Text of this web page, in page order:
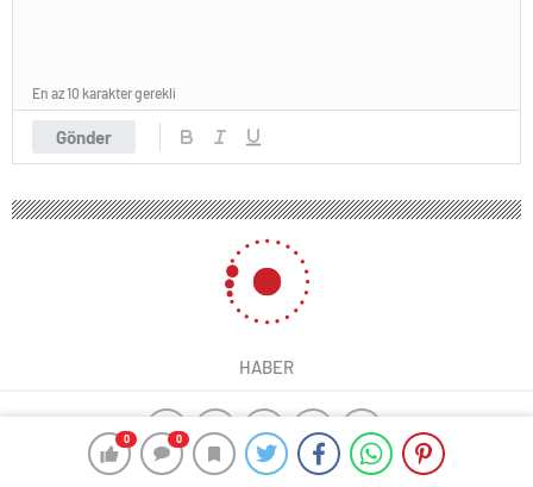
0 0
Gönder
En az 10 karakter gerekli
HABER
ajax alarm